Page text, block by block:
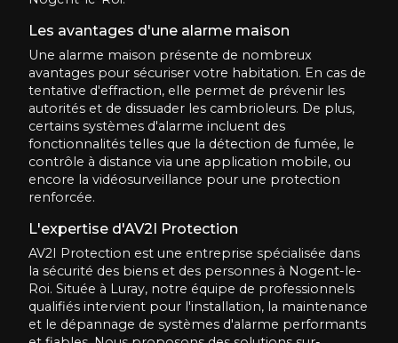
Les avantages d'une alarme maison
Une alarme maison présente de nombreux
avantages pour sécuriser votre habitation. En cas de
tentative d'effraction, elle permet de prévenir les
autorités et de dissuader les cambrioleurs. De plus,
certains systèmes d'alarme incluent des
fonctionnalités telles que la détection de fumée, le
contrôle à distance via une application mobile, ou
encore la vidéosurveillance pour une protection
renforcée.
L'expertise d'AV2I Protection
AV2I Protection est une entreprise spécialisée dans
la sécurité des biens et des personnes à Nogent-le-
Roi. Située à Luray, notre équipe de professionnels
qualifiés intervient pour l'installation, la maintenance
et le dépannage de systèmes d'alarme performants